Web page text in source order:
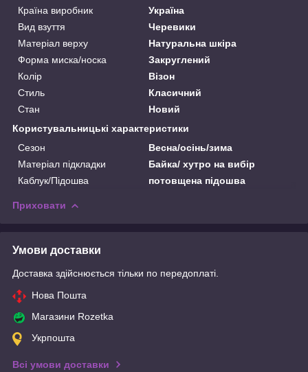
Країна виробник
Україна
Вид взуття
Черевики
Матеріал верху
Натуральна шкіра
Форма миска/носка
Закруглений
Колір
Візон
Стиль
Класичний
Стан
Новий
Користувальницькі характеристики
Сезон
Весна/осінь/зима
Матеріал підкладки
Байка/ хутро на вибір
Каблук/Підошва
потовщена підошва
Приховати
Умови доставки
Доставка здійснюється тільки по передоплаті.
Нова Пошта
Магазини Rozetka
Укрпошта
Всі умови доставки